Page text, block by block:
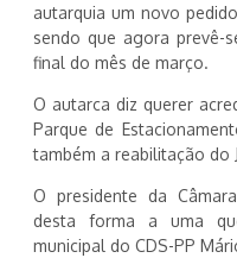
autarquia um novo
sendo que agora prevê-
final do mês de março.
O autarca diz querer
Parque de
também a reabilitação do
O presidente da
desta forma a uma
municipal do CDS-PP